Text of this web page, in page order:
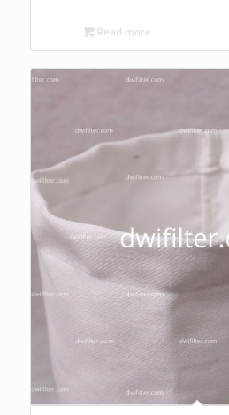
Read more